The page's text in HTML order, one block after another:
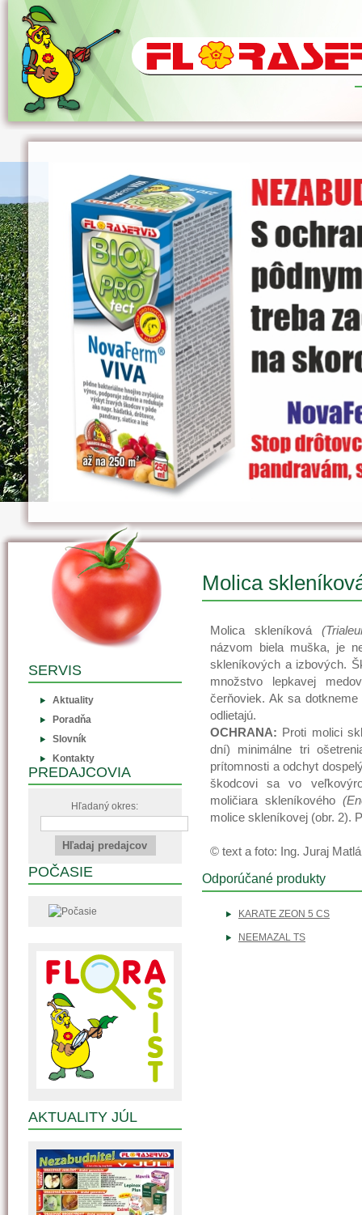
Molica
Molica skleníková
názvom biela muška, je
skleníkových a izbových.
množstvo lepkavej
čerňoviek. Ak sa
odlietajú.
OCHRANA: Proti molici
dní) minimálne tri
prítomnosti a odchyt
škodcovi sa vo
moličiara skleníkového
molice skleníkovej (obr. 2).
© text a foto: Ing. Juraj
Odporúčané produkty
KARATE ZEON 5 CS
NEEMAZAL TS
SERVIS
Aktuality
Poradňa
Slovník
Kontakty
PREDAJCOVIA
Hľadaný okres:
POČASIE
AKTUALITY JÚL